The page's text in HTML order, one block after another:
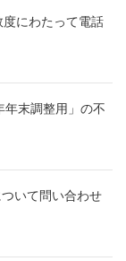
度にわたって電話
年末調整用」の不
いて問い合わせ